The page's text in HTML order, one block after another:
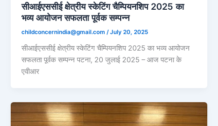
सीआईएससीई क्षेत्रीय स्केटिंग चैम्पियनशिप 2025 का
भव्य आयोजन सफलता पूर्वक सम्पन्न
childconcernindia@gmail.com/July 20, 2025
सीआईएससीई क्षेत्रीय स्केटिंग चैम्पियनशिप 2025 का भव्य आयोजन
सफलता पूर्वक सम्पन्न पटना, 20 जुलाई 2025 – आज पटना के
एवीआर